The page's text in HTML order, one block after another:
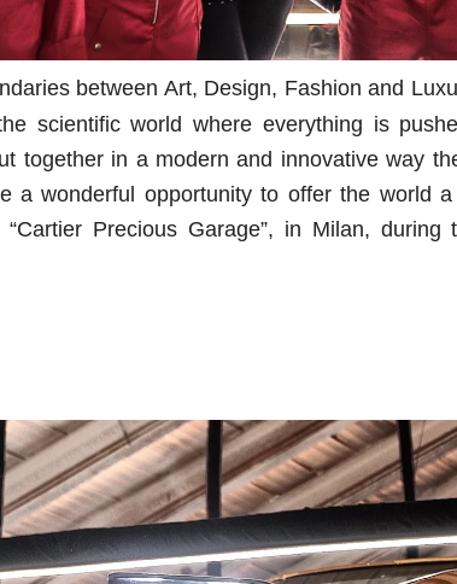
between Art, Design, Fashion and
scientific world where everything is
together in a modern and innovative way
a wonderful opportunity to offer the world
Precious Garage”, in Milan, during